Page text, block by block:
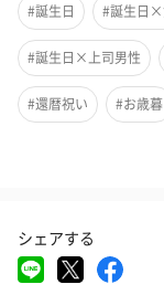
金色に輝くチタン
金色に輝くチタンを
#誕生日 #誕生日×
#誕生日×上司男性
#還暦祝い #お歳暮
シェアする